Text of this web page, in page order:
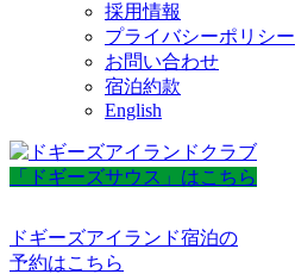
採用情報
プライバシーポリシー
お問い合わせ
宿泊約款
English
「ドギーズサウス」はこちら
ドギーズアイランド宿泊の
予約はこちら